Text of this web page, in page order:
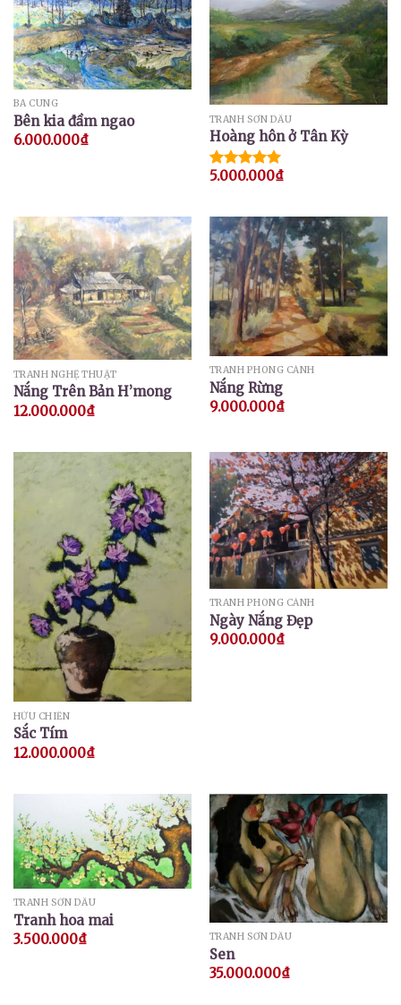
BÁ CUNG
Bên kia đầm ngao
6.000.000₫
TRANH SƠN DẦU
Hoàng hôn ở Tân Kỳ
Được xếp
5.000.000₫
TRANH NGHỆ THUẬT
Nắng Trên Bản H’mong
12.000.000₫
TRANH PHONG CẢNH
Nắng Rừng
9.000.000₫
HỮU CHIẾN
Sắc Tím
12.000.000₫
TRANH PHONG CẢNH
Ngày Nắng Đẹp
9.000.000₫
TRANH SƠN DẦU
Tranh hoa mai
3.500.000₫ TRANH SƠN DẦU
Sen
35.000.000₫